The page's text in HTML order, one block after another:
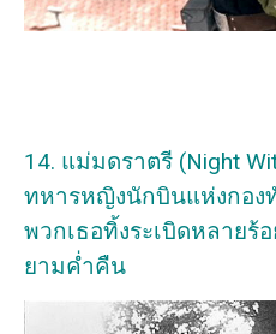
14. แม่มดราตรี (Night
ทหารหญิงนักบินแห่งกอง
พวกเธอทิ้งระเบิดหลาย
ยามค่ำคืน